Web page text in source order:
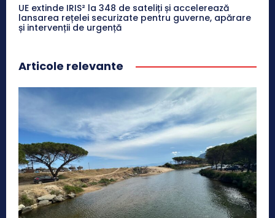
UE extinde IRIS² la 348 de sateliți și accelerează
lansarea rețelei securizate pentru guverne, apărare
și intervenții de urgență
Articole relevante